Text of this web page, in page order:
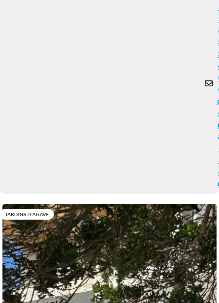
JARDINS D'AGAVE